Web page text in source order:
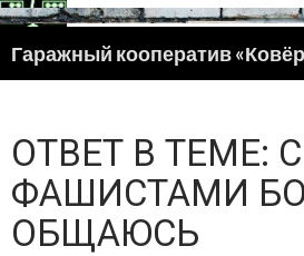
Гаражный кооператив
ПЕРЕЙТИ
ОТВЕТ В ТЕМЕ: С
ФАШИСТАМИ
ОБЩАЮСЬ